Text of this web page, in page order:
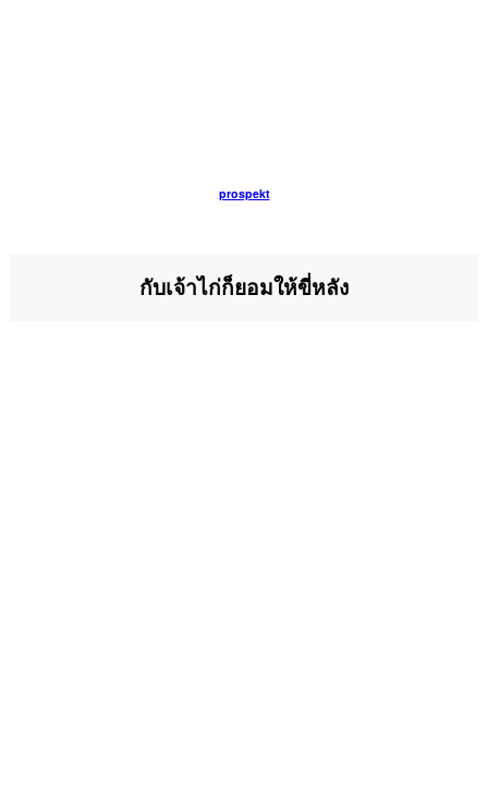
prospekt
กับเจ้าไก่ก็ยอมให้ขี่หลัง